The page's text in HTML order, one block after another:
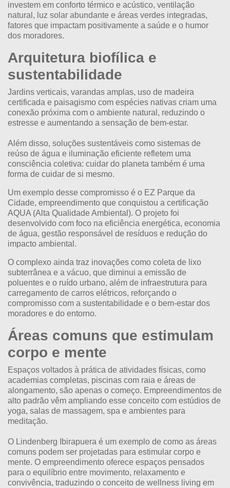
investem em conforto térmico e acústico, ventilação
natural, luz solar abundante e áreas verdes integradas,
fatores que impactam positivamente a saúde e o humor
dos moradores.
Arquitetura biofílica e
sustentabilidade
Jardins verticais, varandas amplas, uso de madeira
certificada e paisagismo com espécies nativas criam uma
conexão próxima com o ambiente natural, reduzindo o
estresse e aumentando a sensação de bem-estar.
Além disso, soluções sustentáveis como sistemas de
reúso de água e iluminação eficiente refletem uma
consciência coletiva: cuidar do planeta também é uma
forma de cuidar de si mesmo.
Um exemplo desse compromisso é o EZ Parque da
Cidade, empreendimento que conquistou a certificação
AQUA (Alta Qualidade Ambiental). O projeto foi
desenvolvido com foco na eficiência energética, economia
de água, gestão responsável de resíduos e redução do
impacto ambiental.
O complexo ainda traz inovações como coleta de lixo
subterrânea e a vácuo, que diminui a emissão de
poluentes e o ruído urbano, além de infraestrutura para
carregamento de carros elétricos, reforçando o
compromisso com a sustentabilidade e o bem-estar dos
moradores e do entorno.
Áreas comuns que estimulam
corpo e mente
Espaços voltados à prática de atividades físicas, como
academias completas, piscinas com raia e áreas de
alongamento, são apenas o começo. Empreendimentos de
alto padrão vêm ampliando esse conceito com estúdios de
yoga, salas de massagem, spa e ambientes para
meditação.
O Lindenberg Ibirapuera é um exemplo de como as áreas
comuns podem ser projetadas para estimular corpo e
mente. O empreendimento oferece espaços pensados
para o equilíbrio entre movimento, relaxamento e
convivência, traduzindo o conceito de wellness living em